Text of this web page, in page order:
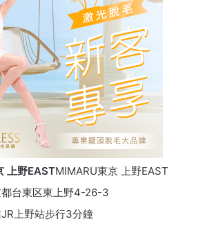
上野EASTMIMARU東京 上野EAST
台東区東上野4-26-3
上野站步行3分鐘